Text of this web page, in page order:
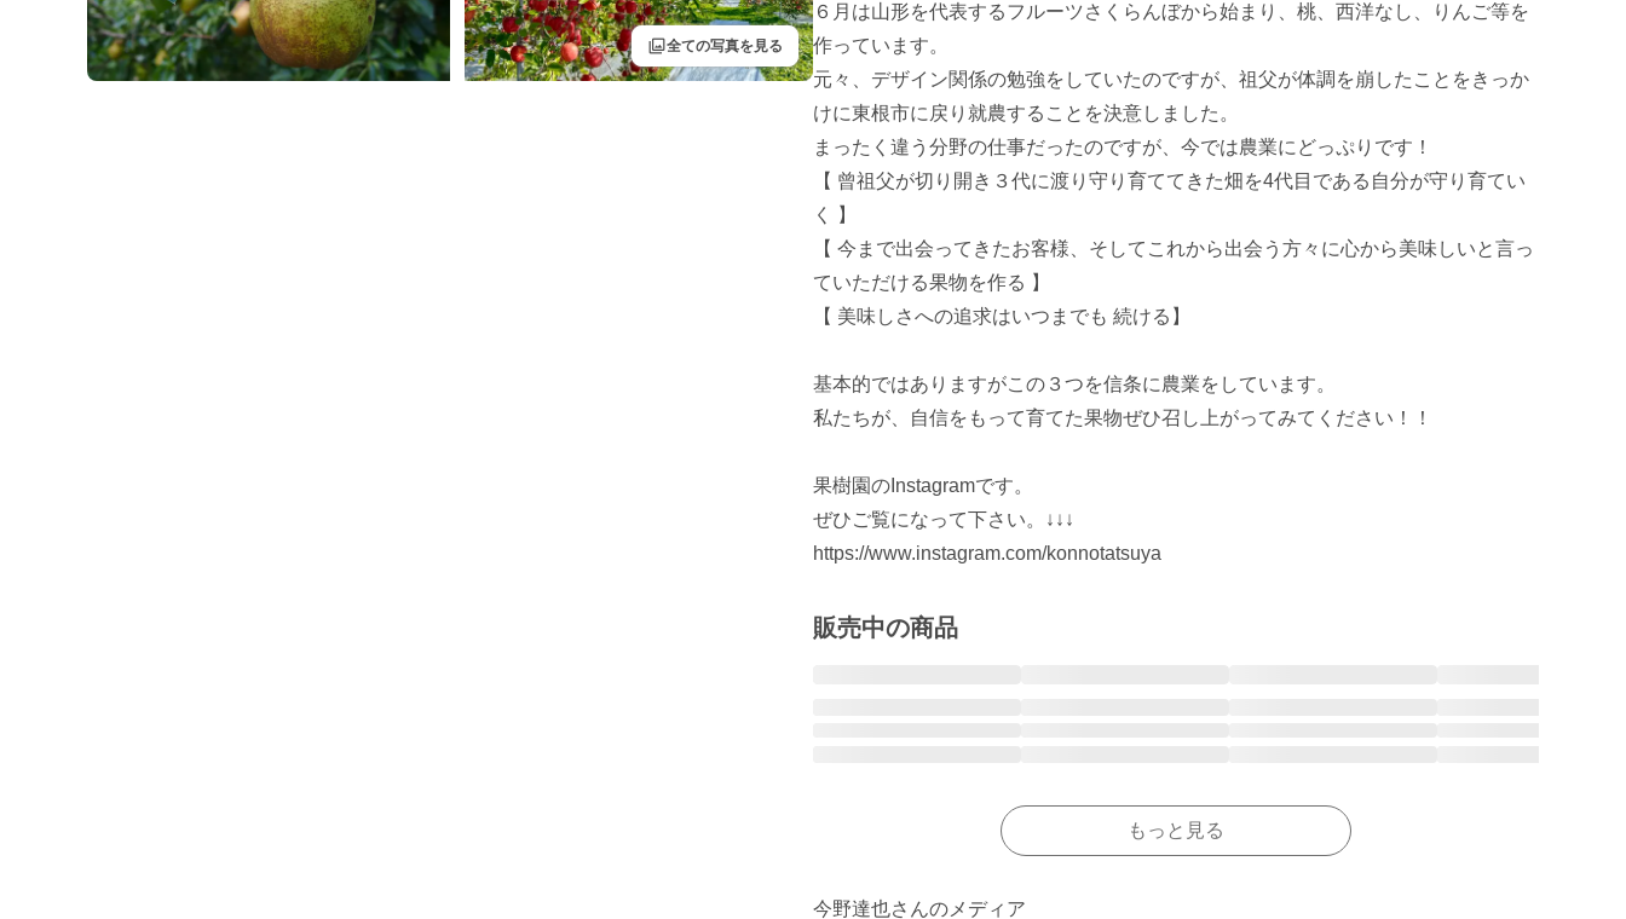
filter全ての写真を見る
６月は山形を代表するフルーツさくらんぼから始まり、桃、西洋なし、りんご等を
作っています。
元々、デザイン関係の勉強をしていたのですが、祖父が体調を崩したことをきっか
けに東根市に戻り就農することを決意しました。
まったく違う分野の仕事だったのですが、今では農業にどっぷりです！
【 曾祖父が切り開き３代に渡り守り育ててきた畑を4代目である自分が守り育てい
く 】
【 今まで出会ってきたお客様、そしてこれから出会う方々に心から美味しいと言っ
ていただける果物を作る 】
【 美味しさへの追求はいつまでも 続ける】
基本的ではありますがこの３つを信条に農業をしています。
私たちが、自信をもって育てた果物ぜひ召し上がってみてください！！
果樹園のInstagramです。
ぜひご覧になって下さい。↓↓↓
販売中の商品
もっと見る
今野達也さんのメディア